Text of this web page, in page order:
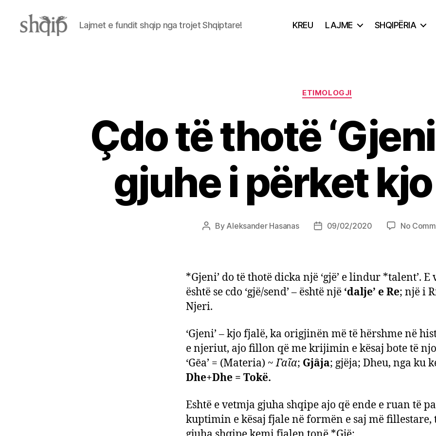
Lajmet e fundit shqip nga trojet Shqiptare! KREU LAJME SHQIPËRIA
Categories
ETIMOLOGJI
Çdo të thotë
gjuhe i përket
Post
By Aleksander Hasanas
Post09/02/2020 No
*Gjeni’ do të thotë dicka një ‘gjë’ e lindur *talent’. E
është se cdo ‘gjë/send’ – është një ‘dalje’ e Re; një i
Njeri.
‘Gjeni’ – kjo fjalë, ka origjinën më të hërshme në
e njeriut, ajo fillon që me krijimin e kësaj bote të
‘Gēa’ = (Materia) ~Γαῖα; Gjȃja; gjëja; Dheu, nga ku
Dhe+Dhe = Tokë.
Eshtë e vetmja gjuha shqipe ajo që ende e ruan të
kuptimin e kësaj fjale në formën e saj më fillestare,